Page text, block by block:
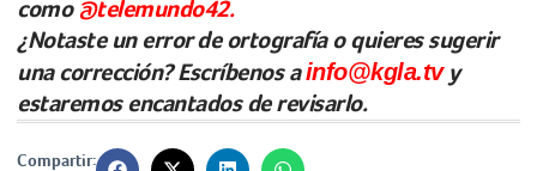
como@telemundo42.
¿Notaste un error de ortografía o quieres sugerir
una corrección? Escríbenos ainfo@kgla.tvy
estaremos encantados de revisarlo.
Compartir: